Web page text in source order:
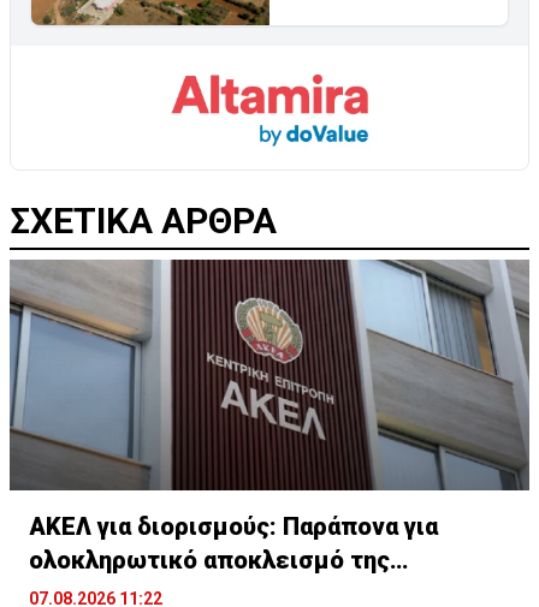
ΣΧΕΤΙΚΑ ΑΡΘΡΑ
ΑΚΕΛ για διορισμούς: Παράπονα για
ολοκληρωτικό αποκλεισμό της
Αριστεράς
07.08.2026 11:22